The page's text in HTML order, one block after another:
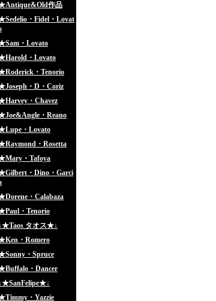
作品
・Fidel・Lovat
・Lovato
・Lovato
・Tenorio
・D・Coriz
・Chavez
・Reano
・Lovato
・Rosetta
・Tafoya
・Dino・Garci
・Calabaza
・Tenorio
タオス★↓
・Romero
・Spruce
・Dancer
・Yazzie